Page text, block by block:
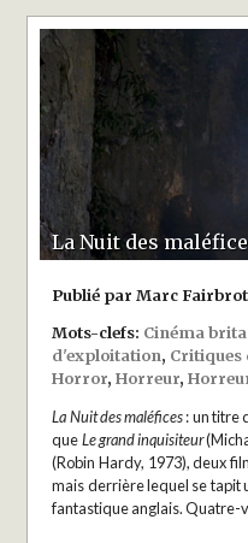
La Nuit des
Publié par Marc
Mots-clefs: Cinéma
d'exploitation, Critiques
Horror,Horreur,
La Nuit des maléfices: un titre
queLe grand inquisiteur
(Robin Hardy, 1973), deux
mais derrière lequel se
fantastique anglais. Quatre-